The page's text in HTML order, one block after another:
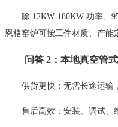
除 12KW‑180KW 功率
恩格窑炉可按工件材质、产能
问答 2：本地真空管
供货更快：无需长途运输
售后高效：安装、调试、